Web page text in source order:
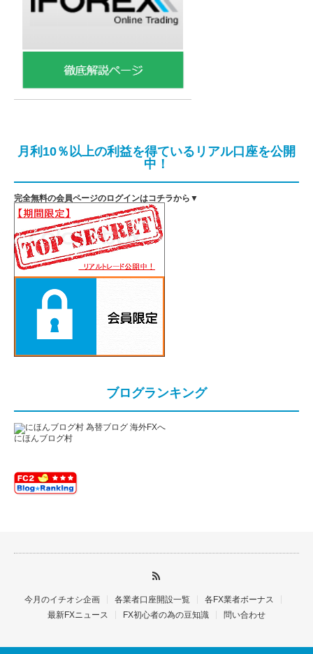
月利10％以上の利益を得ているリアル口座を公開
中！
完全無料の会員ページのログインはコチラから▼
ブログランキング
にほんブログ村
今月のイチオシ企画 各業者口座開設一覧
各FX業者ボーナス
最新FXニュース
FX初心者の為の豆知識 問い合わせ